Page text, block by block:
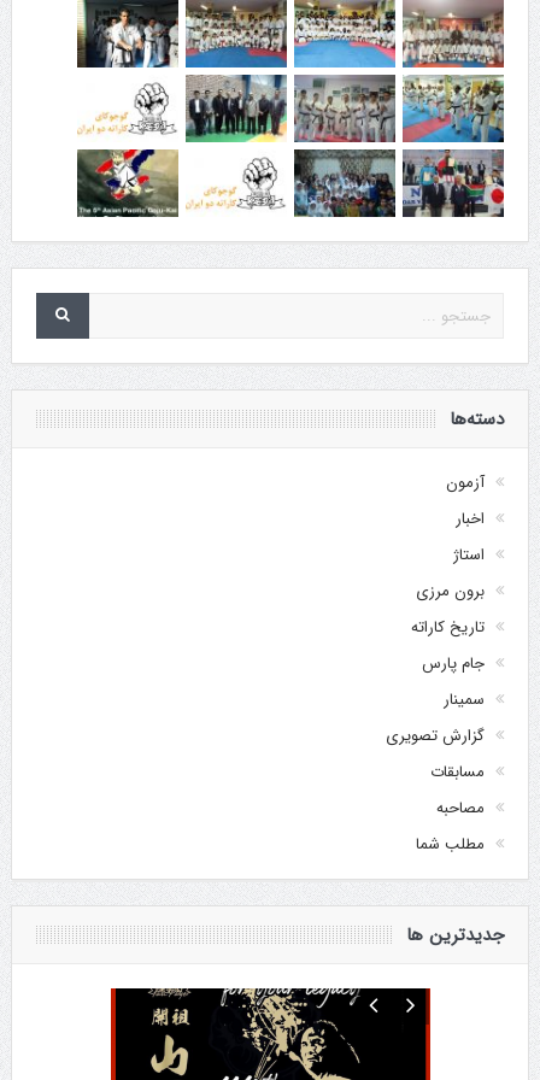
دسته‌ها
آزمون
اخبار
استاژ
برون مرزی
تاریخ کاراته
جام پارس
سمینار
گزارش تصویری
مسابقات
مصاحبه
مطلب شما
جدیدترین ها